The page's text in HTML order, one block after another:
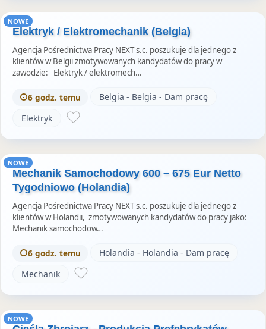
NOWE
Elektryk / Elektromechanik (Belgia)
Agencja Pośrednictwa Pracy NEXT s.c. poszukuje dla jednego z
klientów w Belgii zmotywowanych kandydatów do pracy w
zawodzie: Elektryk / elektromech…
6 godz. temu
Belgia - Belgia - Dam pracę
Elektryk
NOWE
Mechanik Samochodowy 600 – 675 Eur Netto
Tygodniowo (Holandia)
Agencja Pośrednictwa Pracy NEXT s.c. poszukuje dla jednego z
klientów w Holandii, zmotywowanych kandydatów do pracy jako:
Mechanik samochodow…
6 godz. temu
Holandia - Holandia - Dam pracę
Mechanik
NOWE